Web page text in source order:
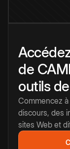
de
outils
Commencez
discours, des
sites Web et